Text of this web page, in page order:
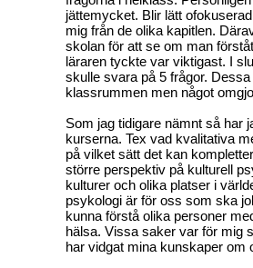
jättemycket. Blir lätt
mig från de olika kapitlen.
skolan för att se om man
läraren tyckte var viktigast. I
skulle svara på 5 frågor.
klassrummen men något
Som jag tidigare nämnt så har
kurserna. Tex vad kvalitativa
på vilket sätt det kan
större perspektiv på kulturell
kulturer och olika platser i
psykologi är för oss som ska
kunna förstå olika personer
hälsa. Vissa saker var för mig
har vidgat mina kunskaper om